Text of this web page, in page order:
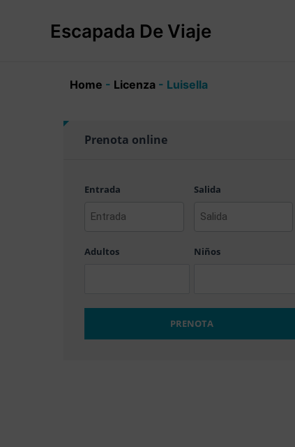
Escapada De Viaje
Home - Licenza - Luisella
Prenota online
Entrada Salida
Adultos Niños
PRENOTA